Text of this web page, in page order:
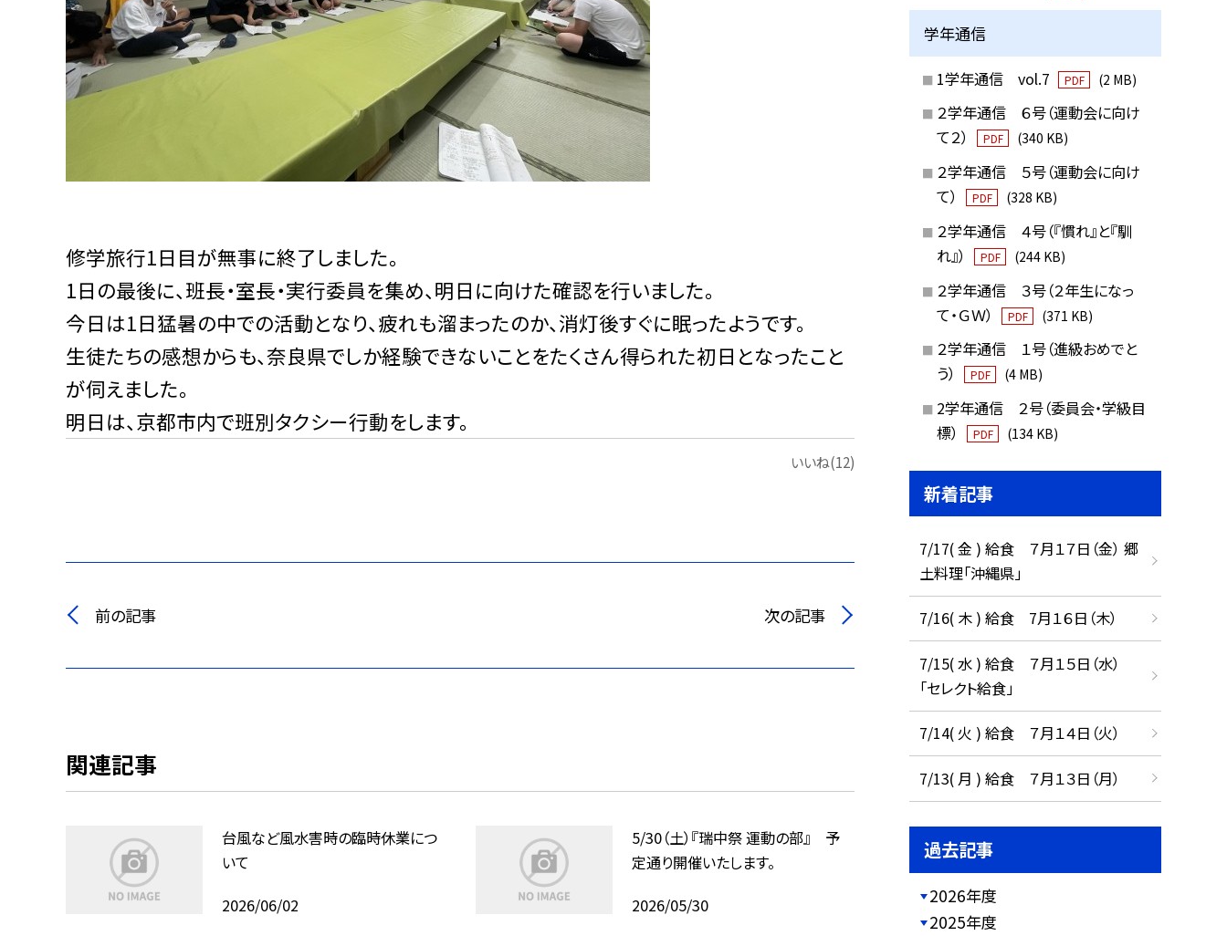
修学旅行1日目が無事に終了しました。
1日の最後に、班長・室長・実行委員を集め、明日に向けた確認を行いました。
今日は1日猛暑の中での活動となり、疲れも溜まったのか、消灯後すぐに眠ったようです。
生徒たちの感想からも、奈良県でしか経験できないことをたくさん得られた初日となったこと
が伺えました。
明日は、京都市内で班別タクシー行動をします。
いいね(12)
前の記事 次の記事
関連記事
台風など風水害時の臨時休業につ
いて
2026/06/02
5/30（土）『瑞中祭 運動の部』 予
定通り開催いたします。
2026/05/30
学年通信
1学年通信 vol.7 PDF (2 MB)
２学年通信 ６号（運動会に向け
て２）
PDF (340 KB)
２学年通信 ５号（運動会に向け
て）
PDF (328 KB)
２学年通信 ４号（『慣れ』と『馴
れ』）
PDF (244 KB)
２学年通信 ３号（２年生になっ
て・ＧＷ）
PDF (371 KB)
２学年通信 １号（進級おめでと
う）
PDF (4 MB)
2学年通信 ２号（委員会・学級目
標）
PDF (134 KB)
新着記事
7/17( 金 ) 給食 ７月１７日（金） 郷
土料理「沖縄県」
7/16( 木 ) 給食 7月１６日（木）
7/15( 水 ) 給食 ７月１５日（水）
「セレクト給食」
7/14( 火 ) 給食 ７月１４日（火）
7/13( 月 ) 給食 ７月１３日（月）
過去記事
2026年度
2025年度